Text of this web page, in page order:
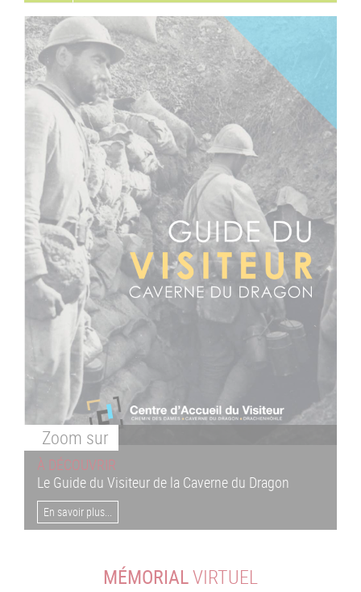
Zoom sur
À DÉCOUVRIR
Le Guide du Visiteur de la Caverne du Dragon
En savoir plus...
MÉMORIALVIRTUEL